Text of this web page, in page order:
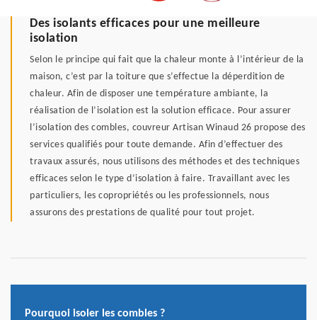
Des isolants efficaces pour une meilleure
isolation
Selon le principe qui fait que la chaleur monte à l’intérieur de la
maison, c’est par la toiture que s’effectue la déperdition de
chaleur. Afin de disposer une température ambiante, la
réalisation de l’isolation est la solution efficace. Pour assurer
l’isolation des combles, couvreur Artisan Winaud 26 propose des
services qualifiés pour toute demande. Afin d’effectuer des
travaux assurés, nous utilisons des méthodes et des techniques
efficaces selon le type d’isolation à faire. Travaillant avec les
particuliers, les copropriétés ou les professionnels, nous
assurons des prestations de qualité pour tout projet.
Pourquoi isoler les combles ?